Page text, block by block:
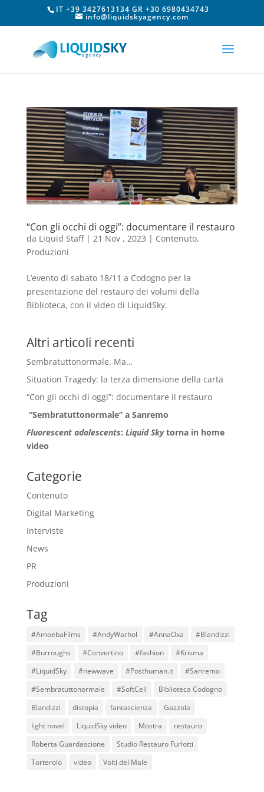
IT +39 3427613134 GR +30 6980434743
info@liquidskyagency.com
“Con gli occhi di oggi”: documentare il restauro
da Liquid Staff| 21 Nov , 2023 | Contenuto,
Produzioni
L’evento di sabato 18/11 a Codogno per la
presentazione del restauro dei volumi della
Biblioteca, con il video di LiquidSky.
Altri articoli recenti
Sembratuttonormale. Ma…
Situation Tragedy: la terza dimensione della carta
“Con gli occhi di oggi”: documentare il restauro
“Sembratuttonormale” a Sanremo
Fluorescent adolescents: Liquid Skytorna in home
video
Categorie
Contenuto
Digital Marketing
Interviste
News
PR
Produzioni
Tag
#AmoebaFilms #AndyWarhol #AnnaOxa
#Blandizzi
#Burroughs
#Convertino #fashion
#Krisma
#LiquidSky
#newwave #Posthuman.it
#Sanremo
#Sembratuttonormale
#SoftCell
Biblioteca Codogno
Blandizzi
distopia fantascienza
Gazzola
light novel
LiquidSky video Mostra
restauro
Roberta Guardascione
Studio Restauro Furlotti
Torterolo
video Volti del Male